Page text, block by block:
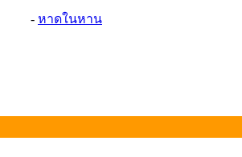
- หาดในหาน